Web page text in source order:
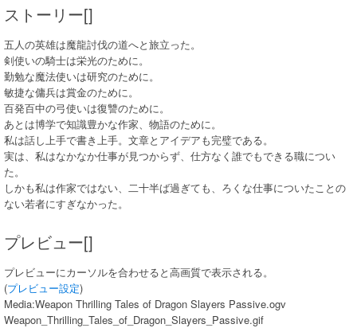
ストーリー[]
五人の英雄は魔龍討伐の道へと旅立った。
剣使いの騎士は栄光のために。
勤勉な魔法使いは研究のために。
敏捷な傭兵は賞金のために。
百発百中の弓使いは復讐のために。
あとは博学で知識豊かな作家、物語のために。
私は話し上手で書き上手。文章とアイデアも完璧である。
実は、私はなかなか仕事が見つからず、仕方なく誰でもできる職につい
た。
しかも私は作家ではない、二十半ば過ぎても、ろくな仕事についたことの
ない若者にすぎなかった。
プレビュー[]
プレビューにカーソルを合わせると高画質で表示される。
(プレビュー設定)
Media:Weapon Thrilling Tales of Dragon Slayers Passive.ogv
Weapon_Thrilling_Tales_of_Dragon_Slayers_Passive.gif